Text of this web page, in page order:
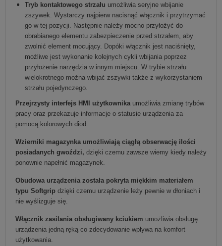
Tryb kontaktowego strzału umożliwia seryjne wbijanie
zszywek. Wystarczy najpierw nacisnąć włącznik i przytrzymać
go w tej pozycji. Następnie należy mocno przyłożyć do
obrabianego elementu zabezpieczenie przed strzałem, aby
zwolnić element mocujący. Dopóki włącznik jest naciśnięty,
możliwe jest wykonanie kolejnych cykli wbijania poprzez
przyłożenie narzędzia w innym miejscu. W trybie strzału
wielokrotnego można wbijać zszywki także z wykorzystaniem
strzału pojedynczego.
Przejrzysty interfejs HMI użytkownika umożliwia zmianę trybów
pracy oraz przekazuje informacje o statusie urządzenia za
pomocą kolorowych diod.
Wzierniki magazynka umożliwiają ciągłą obserwację ilości
posiadanych gwoździ, dzięki czemu zawsze wiemy kiedy należy
ponownie napełnić magazynek.
Obudowa urządzenia została pokryta miękkim materiałem
typu Softgrip dzięki czemu urządzenie leży pewnie w dłoniach i
nie wyślizguje się.
Włącznik zasilania obsługiwany kciukiem umożliwia obsługę
urządzenia jedną ręką co zdecydowanie wpływa na komfort
użytkowania.